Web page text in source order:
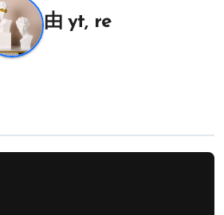
由yt, re